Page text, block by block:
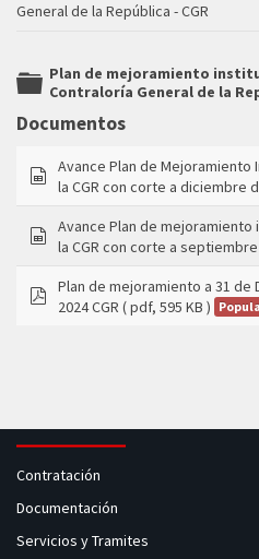
General de la República - CGR
Plan de mejoramiento
Contraloría General de la
Documentos
spreadsheet
Avance Plan de Mejoramiento
la CGR con corte a diciembre
spreadsheet
Avance Plan de mejoramiento
la CGR con corte a septiembre
Plan de mejoramiento a 31 de
2024 CGR ( pdf, 595 KB )
Contratación
Documentación
Servicios y Tramites